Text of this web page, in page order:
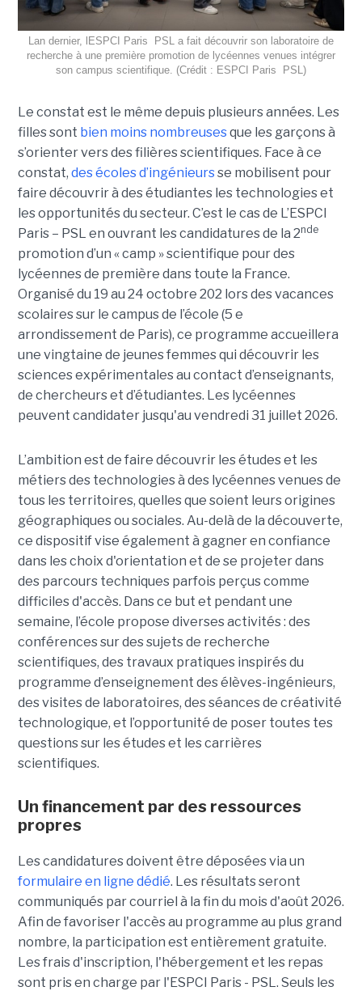
Lan dernier, lESPCI Paris  PSL a fait découvrir son laboratoire de
recherche à une première promotion de lycéennes venues intégrer
son campus scientifique. (Crédit : ESPCI Paris  PSL)
Le constat est le même depuis plusieurs années. Les
filles sont bien moins nombreusesque les garçons à
s’orienter vers des filières scientifiques. Face à ce
constat, des écoles d’ingénieursse mobilisent pour
faire découvrir à des étudiantes les technologies et
les opportunités du secteur. C’est le cas de L’ESPCI
Paris – PSL en ouvrant les candidatures de la 2nde
promotion d’un « camp » scientifique pour des
lycéennes de première dans toute la France.
Organisé du 19 au 24 octobre 202 lors des vacances
scolaires sur le campus de l’école (5 e
arrondissement de Paris), ce programme accueillera
une vingtaine de jeunes femmes qui découvrir les
sciences expérimentales au contact d’enseignants,
de chercheurs et d’étudiantes. Les lycéennes
peuvent candidater jusqu'au vendredi 31 juillet 2026.
L’ambition est de faire découvrir les études et les
métiers des technologies à des lycéennes venues de
tous les territoires, quelles que soient leurs origines
géographiques ou sociales. Au-delà de la découverte,
ce dispositif vise également à gagner en confiance
dans les choix d'orientation et de se projeter dans
des parcours techniques parfois perçus comme
difficiles d'accès. Dans ce but et pendant une
semaine, l’école propose diverses activités : des
conférences sur des sujets de recherche
scientifiques, des travaux pratiques inspirés du
programme d’enseignement des élèves-ingénieurs,
des visites de laboratoires, des séances de créativité
technologique, et l’opportunité de poser toutes tes
questions sur les études et les carrières
scientifiques.
Un financement par des ressources
propres
Les candidatures doivent être déposées via un
formulaire en ligne dédié. Les résultats seront
communiqués par courriel à la fin du mois d'août 2026.
Afin de favoriser l'accès au programme au plus grand
nombre, la participation est entièrement gratuite.
Les frais d'inscription, l'hébergement et les repas
sont pris en charge par l'ESPCI Paris - PSL. Seuls les